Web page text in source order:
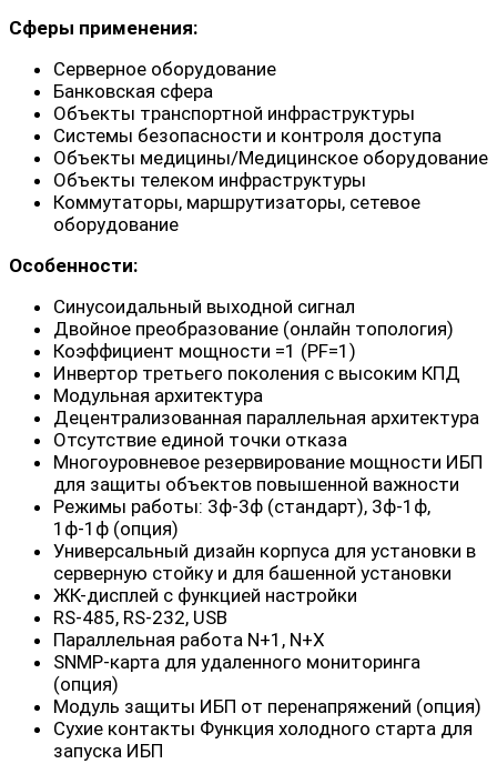
Сферы применения:
Серверное оборудование
Банковская сфера
Объекты транспортной инфраструктуры
Системы безопасности и контроля доступа
Объекты медицины/Медицинское оборудование
Объекты телеком инфраструктуры
Коммутаторы, маршрутизаторы, сетевое
оборудование
Особенности:
Синусоидальный выходной сигнал
Двойное преобразование (онлайн топология)
Коэффициент мощности =1 (PF=1)
Инвертор третьего поколения с высоким КПД
Модульная архитектура
Децентрализованная параллельная архитектура
Отсутствие единой точки отказа
Многоуровневое резервирование мощности ИБП
для защиты объектов повышенной важности
Режимы работы: 3ф-3ф (стандарт), 3ф-1ф,
1ф-1ф (опция)
Универсальный дизайн корпуса для установки в
серверную стойку и для башенной установки
ЖК-дисплей с функцией настройки
RS-485, RS-232, USB
Параллельная работа N+1, N+X
SNMP-карта для удаленного мониторинга
(опция)
Модуль защиты ИБП от перенапряжений (опция)
Сухие контакты Функция холодного старта для
запуска ИБП